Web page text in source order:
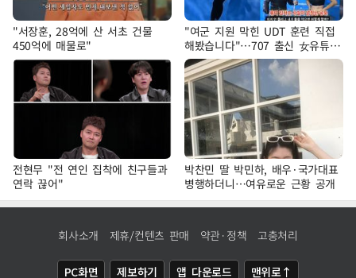
"서장훈, 28억에 산 서초 건물
450억에 매물로"
"여군 지원 막힌 UDT 훈련 직접
해봤습니다"…707 출신 女유튜버
'완벽 소화'
전현무 "전 연인 집착에 친구들과
연락 끊어"
박찬민 딸 박민하, 배우·국가대표
병행하더니…여유로운 근황 공개
회사소개 제휴/컨텐츠 판매 약관·정책 고충처리
PC화면 제보하기 앱 다운로드 맨위로↑